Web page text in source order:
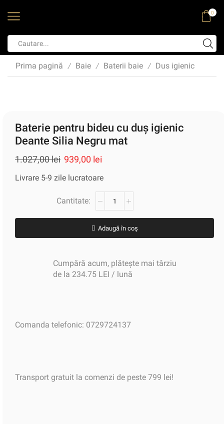
0
Prima pagină / Baie / Baterii baie / Dus igienic
Baterie pentru bideu cu duș igienic
Deante Silia Negru mat
1.027,00lei 939,00 lei
Livrare 5-9 zile lucratoare
Adaugă în coș
Cumpără acum, plătește mai târziu
de la 234.75 LEI / lună
Comanda telefonic: 0729724137
Transport gratuit la comenzi de peste 799 lei!